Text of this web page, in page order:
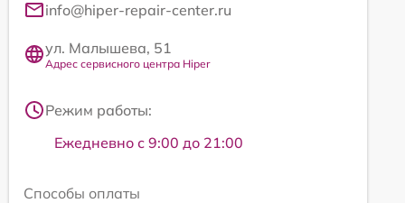
info@hiper-repair-center.ru
ул. Малышева, 51
Адрес сервисного центра Hiper
Режим работы:
Ежедневно с 9:00 до 21:00
Способы оплаты